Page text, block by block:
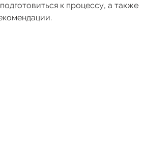
к процессу, а также